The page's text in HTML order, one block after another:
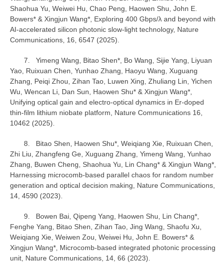
Shaohua Yu, Weiwei Hu, Chao Peng, Haowen Shu, John E.
Bowers* & Xingjun Wang*, Exploring 400 Gbps/λ and beyond with
AI-accelerated silicon photonic slow-light technology, Nature
Communications, 16, 6547 (2025).
7. Yimeng Wang, Bitao Shen*, Bo Wang, Sijie Yang, Liyuan
Yao, Ruixuan Chen, Yunhao Zhang, Haoyu Wang, Xuguang
Zhang, Peiqi Zhou, Zihan Tao, Luwen Xing, Zhuliang Lin, Yichen
Wu, Wencan Li, Dan Sun, Haowen Shu* & Xingjun Wang*,
Unifying optical gain and electro-optical dynamics in Er-doped
thin-film lithium niobate platform, Nature Communications 16,
10462 (2025).
8. Bitao Shen, Haowen Shu*, Weiqiang Xie, Ruixuan Chen,
Zhi Liu, Zhangfeng Ge, Xuguang Zhang, Yimeng Wang, Yunhao
Zhang, Buwen Cheng, Shaohua Yu, Lin Chang* & Xingjun Wang*,
Harnessing microcomb-based parallel chaos for random number
generation and optical decision making, Nature Communications,
14, 4590 (2023).
9. Bowen Bai, Qipeng Yang, Haowen Shu, Lin Chang*,
Fenghe Yang, Bitao Shen, Zihan Tao, Jing Wang, Shaofu Xu,
Weiqiang Xie, Weiwen Zou, Weiwei Hu, John E. Bowers* &
Xingjun Wang*, Microcomb-based integrated photonic processing
unit, Nature Communications, 14, 66 (2023).